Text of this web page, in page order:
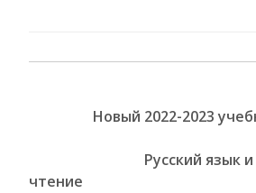
Новый 2022-2023
Русский язык и
чтение